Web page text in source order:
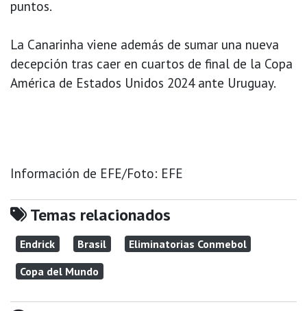
puntos.
La Canarinha viene además de sumar una nueva
decepción tras caer en cuartos de final de la Copa
América de Estados Unidos 2024 ante Uruguay.
Información de EFE/Foto: EFE
Temas relacionados
Endrick Brasil
Eliminatorias Conmebol
Copa del Mundo